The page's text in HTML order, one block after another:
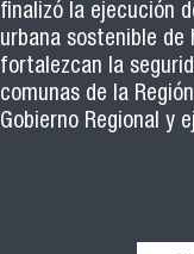
finalizó la ejecución
urbana sostenible de
fortalezcan la
comunas de la
Gobierno Regional y